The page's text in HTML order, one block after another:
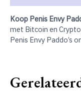
Koop Penis Envy
met Bitcoin en
Penis Envy Paddo’s